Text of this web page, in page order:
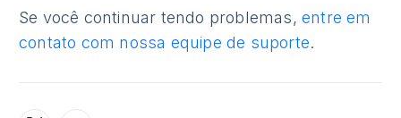
Se você continuar tendo problemas,entre em
contato com nossa equipe de suporte.